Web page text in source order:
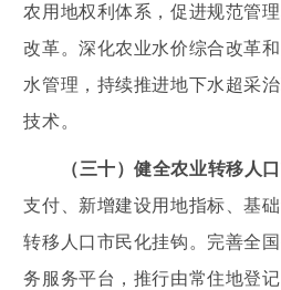
农用地权利体系，促进规范管
改革。深化农业水价综合改革
水管理，持续推进地下水超采
技术。
（三十）健全农业转移人
支付、新增建设用地指标、基
转移人口市民化挂钩。完善全
务服务平台，推行由常住地登